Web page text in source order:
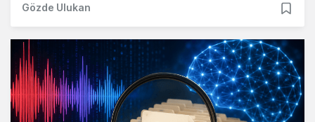
Gözde Ulukan